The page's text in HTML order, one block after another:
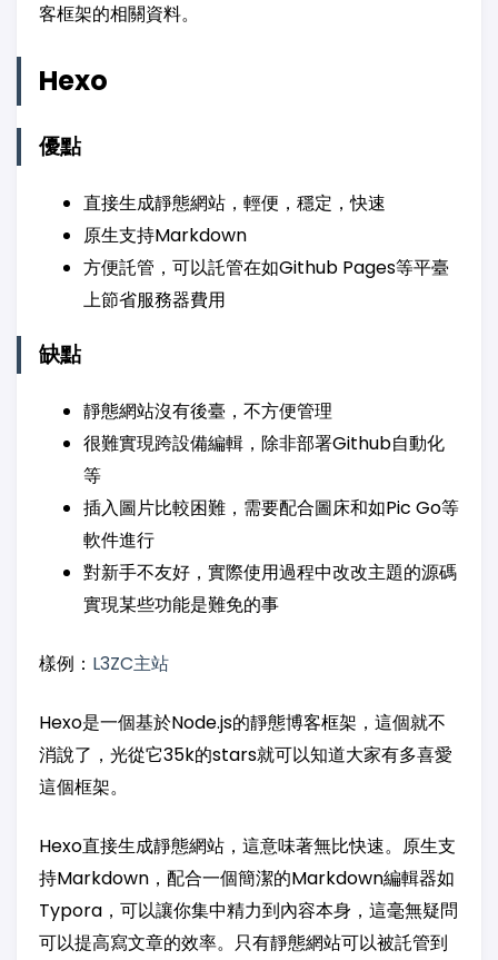
客框架的相關資料。
Hexo
優點
直接生成靜態網站，輕便，穩定，快速
原生支持Markdown
方便託管，可以託管在如Github Pages等平臺
上節省服務器費用
缺點
靜態網站沒有後臺，不方便管理
很難實現跨設備編輯，除非部署Github自動化
等
插入圖片比較困難，需要配合圖床和如Pic Go等
軟件進行
對新手不友好，實際使用過程中改改主題的源碼
實現某些功能是難免的事
樣例： L3ZC主站
Hexo是一個基於Node.js的靜態博客框架，這個就不
消說了，光從它35k的stars就可以知道大家有多喜愛
這個框架。
Hexo直接生成靜態網站，這意味著無比快速。原生支
持Markdown，配合一個簡潔的Markdown編輯器如
Typora，可以讓你集中精力到內容本身，這毫無疑問
可以提高寫文章的效率。只有靜態網站可以被託管到